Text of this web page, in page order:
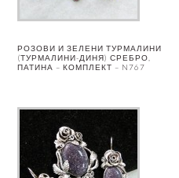
РОЗОВИ И ЗЕЛЕНИ ТУРМАЛИНИ
(ТУРМАЛИНИ-ДИНЯ) СРЕБРО,
ПАТИНА – КОМПЛЕКТ – N767